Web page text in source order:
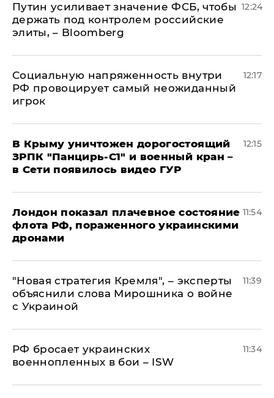
Путин усиливает значение ФСБ, чтобы
держать под контролем российские
элиты, – Bloomberg
12:24
Социальную напряженность внутри
РФ провоцирует самый неожиданный
игрок
12:17
В Крыму уничтожен дорогостоящий
ЗРПК "Панцирь-С1" и военный кран –
в Сети появилось видео ГУР
12:15
Лондон показал плачевное состояние
флота РФ, пораженного украинскими
дронами
11:54
"Новая стратегия Кремля", – эксперты
объяснили слова Мирошника о войне
с Украиной
11:39
РФ бросает украинских
военнопленных в бои – ISW
11:34